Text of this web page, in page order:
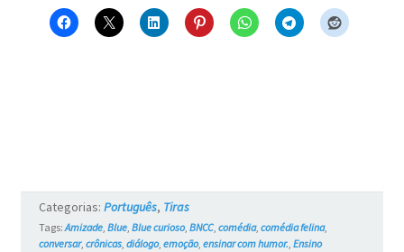
–
#747
Categorias: Português, Tiras
Tags:Amizade, Blue, Blue curioso, BNCC, comédia, comédia felina,
conversar, crônicas, diálogo, emoção, ensinar com humor., Ensino